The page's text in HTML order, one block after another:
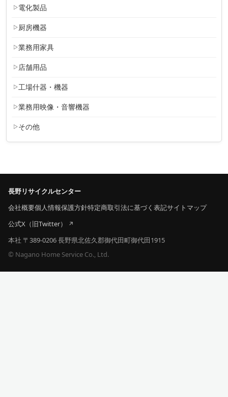
電化製品
厨房機器
業務用家具
店舗用品
工場什器・機器
業務用映像・音響機器
その他
長野リサイクルセンター
会社概要個人情報保護方針特定商取引法に基づく表記サイトマップ
公式X（旧Twitter）
本社 〒389-0206 長野県北佐久郡御代田町御代田1915
© Nagano Home Service Co., Ltd.